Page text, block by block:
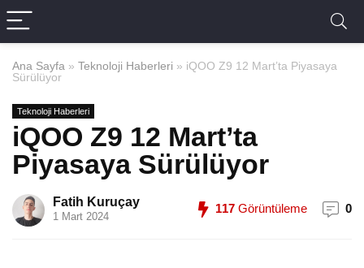
Ana Sayfa » Teknoloji Haberleri » iQOO Z9 12 Mart’ta Piyasaya
Sürülüyor
Teknoloji Haberleri
iQOO Z9 12 Mart’ta
Piyasaya Sürülüyor
Fatih Kuruçay
1 Mart 2024
117 Görüntüleme 0